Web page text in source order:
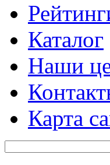
Каталог
Наши
Карта